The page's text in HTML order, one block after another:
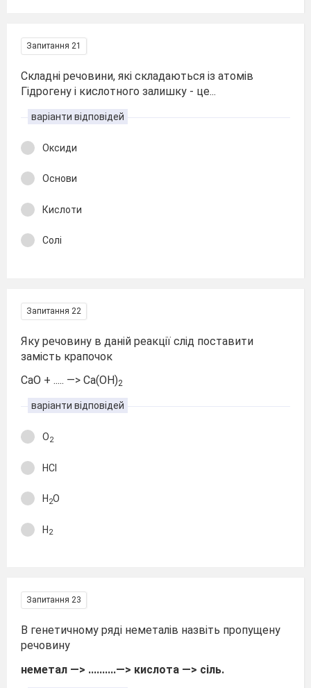
Запитання 21
Складні речовини, які складаються із атомів
Гідрогену і кислотного залишку - це...
варіанти відповідей
Оксиди
Основи
Кислоти
Солі
Запитання 22
Яку речовину в даній реакції слід поставити
замість крапочок
CaO + ..... —> Са(ОН)2
варіанти відповідей
O2
НСl
Н 2O
Н2
Запитання 23
В генетичному ряді неметалів назвіть пропущену
речовину
неметал —> ..........—> кислота —> сіль.